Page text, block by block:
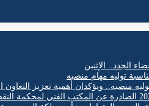
الجدد.. الإثنين
توليه مهام منصبه
منصبه.. ويؤكدان أهمية تعزيز